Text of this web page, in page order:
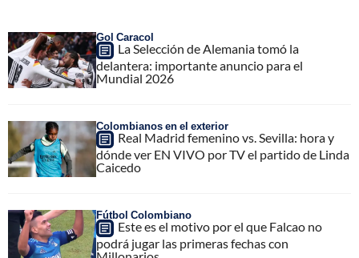
Gol Caracol
La Selección de Alemania tomó la
delantera: importante anuncio para el
Mundial 2026
Colombianos en el exterior
Real Madrid femenino vs. Sevilla: hora y
dónde ver EN VIVO por TV el partido de Linda
Caicedo
Fútbol Colombiano
Este es el motivo por el que Falcao no
podrá jugar las primeras fechas con